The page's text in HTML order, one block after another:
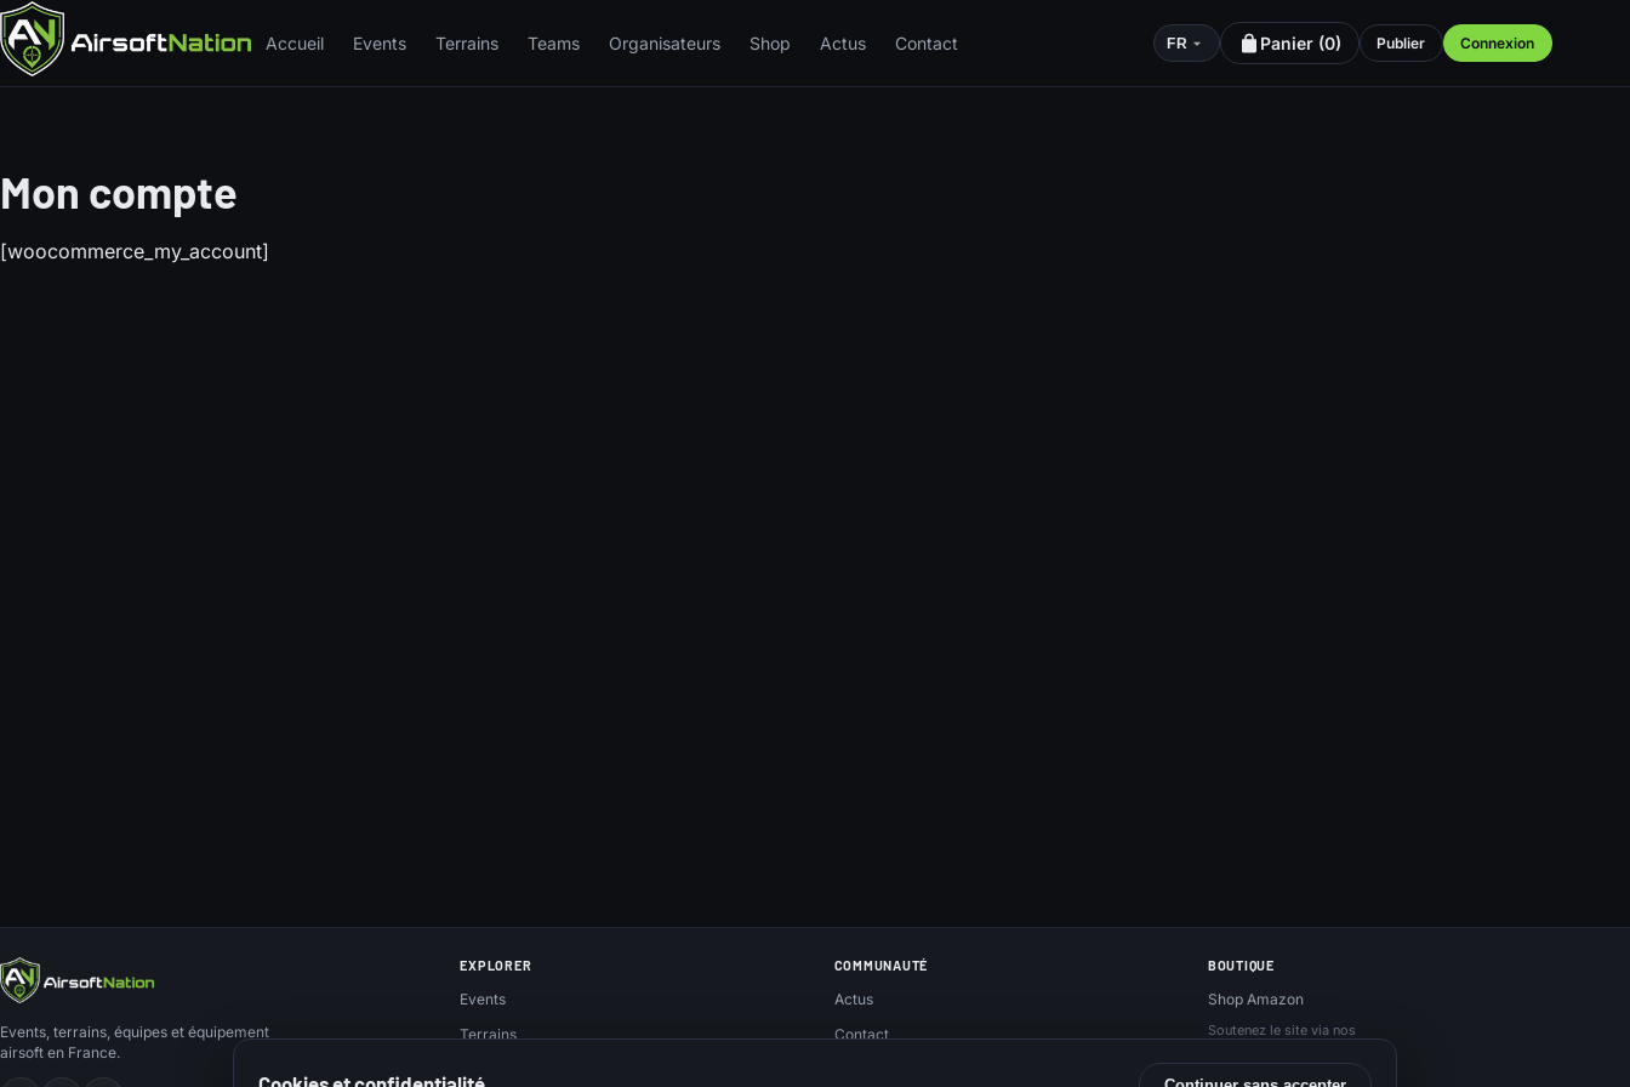
Accueil Events Terrains Teams Organisateurs Shop Actus Contact FR Panier (0) Publier Connexion
Mon compte
[woocommerce_my_account]
Events, terrains, équipes et équipement
airsoft en France.
EXPLORER
Events
Terrains
COMMUNAUTÉ
Actus
Contact
BOUTIQUE
Shop Amazon
Soutenez le site via nos
surcoût.